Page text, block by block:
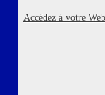
Accédez à votre